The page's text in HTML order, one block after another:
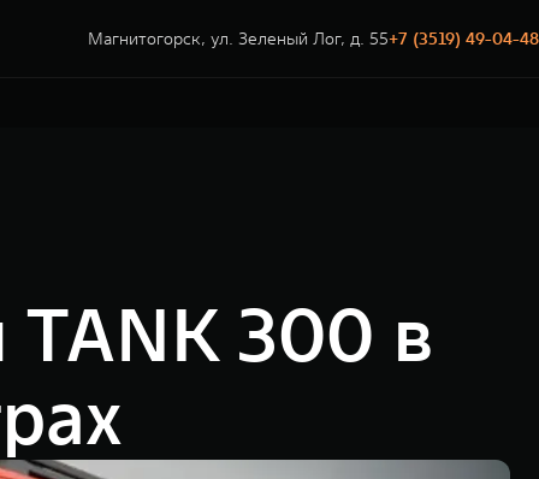
Магнитогорск, ул. Зеленый Лог, д. 55+7 (3519) 49-04-48
300 в